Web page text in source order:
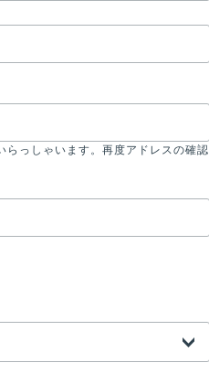
っしゃいます。再度アドレスの確認